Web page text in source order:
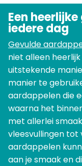
Een
iedere dag
Gevulde
niet alleen
uitstekende
manier te
aardappelen die
waarna het
met allerlei
vleesvullingen tot
aardappelen
aan je smaak en